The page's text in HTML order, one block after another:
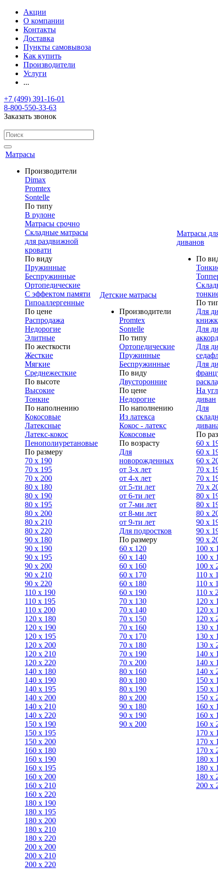
Акции
О компании
Контакты
Доставка
Пункты самовывоза
Как купить
Производители
Услуги
...
+7 (499) 391-16-01
8-800-550-33-63
Заказать звонок
Матрасы
Производители
Dimax
Promtex
Sontelle
По типу
В рулоне
Матрасы срочно
Складные матрасы
для раздвижной
кровати
По виду
Пружинные
Беспружинные
Ортопедические
С эффектом памяти
Гипоаллергенные
По цене
Распродажа
Недорогие
Элитные
По жесткости
Жесткие
Мягкие
Среднежесткие
По высоте
Высокие
Тонкие
По наполнению
Кокосовые
Латексные
Латекс-кокос
Пенополиуретановые
По размеру
70 х 190
70 х 195
70 х 200
80 х 180
80 х 190
80 х 195
80 х 200
80 x 210
80 x 220
90 x 180
90 х 190
90 х 195
90 х 200
90 x 210
90 x 220
110 x 190
110 x 195
110 x 200
120 x 180
120 х 190
120 х 195
120 х 200
120 x 210
120 x 220
140 x 180
140 х 190
140 х 195
140 х 200
140 x 210
140 x 220
150 х 190
150 х 195
150 х 200
160 x 180
160 х 190
160 х 195
160 х 200
160 x 210
160 x 220
180 х 190
180 х 195
180 х 200
180 x 210
180 x 220
200 х 200
200 x 210
200 x 220
Детские матрасы
Производители
Promtex
Sontelle
По типу
Ортопедические
Пружинные
Беспружинные
По виду
Двусторонние
По цене
Недорогие
По наполнению
Из латекса
Кокос - латекс
Кокосовые
По возрасту
Для
новорожденных
от 3-х лет
от 4-х лет
от 5-ти лет
от 6-ти лет
от 7-ми лет
от 8-ми лет
от 9-ти лет
Для подростков
По размеру
60 х 120
60 х 140
60 х 160
60 х 170
60 х 180
60 х 190
70 х 130
70 х 140
70 х 150
70 х 160
70 х 170
70 х 180
70 х 190
70 х 200
80 х 160
80 х 180
80 x 190
80 x 200
90 х 180
90 x 190
90 x 200
Матрасы
диванов
По
По
Для
Для
Для
Для
На
диван
Для
По
60 х
60 х
60 х
70 x
70 х
70 x
80 x
80 x
80 x
90 x
90 x
90 x
100 x
100 х
100 x
110 x
110 х
110 х
120 х
120 х
120 х
130 х
130 х
130 х
140 х
140 х
140 х
150 х
150 х
150 х
160 х
160 х
160 х
170 х
170 х
170 х
180 х
180 х
180 х
200 x